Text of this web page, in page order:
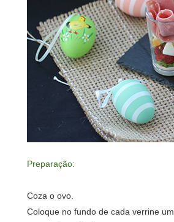
Preparação:
Coza o ovo.
Coloque no fundo de cada verrine